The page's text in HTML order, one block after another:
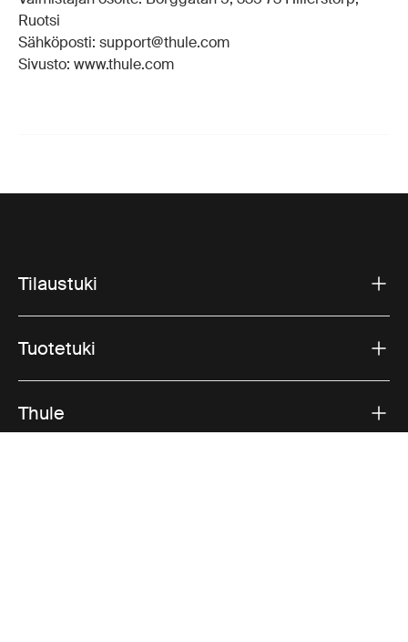
Ruotsi
Sähköposti: support@thule.com
Sivusto: www.thule.com
Tilaustuki
Tuotetuki
Thule